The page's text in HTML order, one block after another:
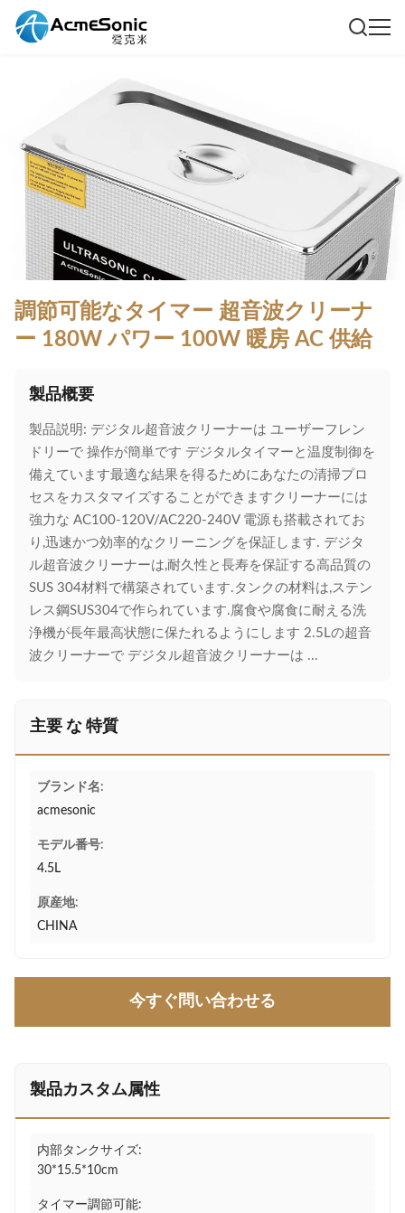
調節可能なタイマー 超音波クリーナ
ー 180W パワー 100W 暖房 AC 供給
製品概要
製品説明: デジタル超音波クリーナーは ユーザーフレン
ドリーで 操作が簡単です デジタルタイマーと温度制御を
備えています最適な結果を得るためにあなたの清掃プロ
セスをカスタマイズすることができますクリーナーには
強力な AC100-120V/AC220-240V 電源も搭載されてお
り,迅速かつ効率的なクリーニングを保証します. デジタ
ル超音波クリーナーは,耐久性と長寿を保証する高品質の
SUS 304材料で構築されています.タンクの材料は,ステン
レス鋼SUS304で作られています.腐食や腐食に耐える洗
浄機が長年最高状態に保たれるようにします 2.5Lの超音
波クリーナーで デジタル超音波クリーナーは ...
主要 な 特質
ブランド名:
acmesonic
モデル番号:
4.5L
原産地:
CHINA
今すぐ問い合わせる
製品カスタム属性
内部タンクサイズ:
30*15.5*10cm
タイマー調節可能: